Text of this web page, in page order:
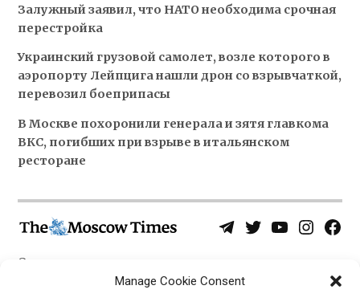
Manage Cookie Consent
Залужный заявил, что НАТО необходима срочная
перестройка
Украинский грузовой самолет, возле которого в
аэропорту Лейпцига нашли дрон со взрывчаткой,
перевозил боеприпасы
В Москве похоронили генерала и зятя главкома
ВКС, погибших при взрыве в итальянском
ресторане
Telegram
TwitterYouTubeInstagram
О нас
Политика конфиденциальности